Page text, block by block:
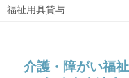
福祉用具貸与
介護・障がい福